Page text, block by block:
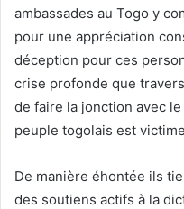
ambassades au Togo y
pour une appréciation
déception pour ces
crise profonde que
de faire la jonction avec
peuple togolais est
De manière éhontée ils
des soutiens actifs à la